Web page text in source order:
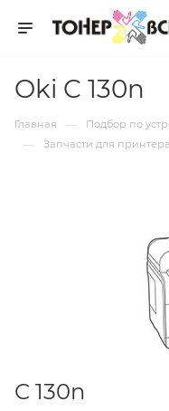
Oki C 130n
Главная — Подбор по
— Запчасти для
C 130n